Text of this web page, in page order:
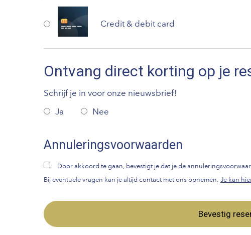
Credit & debit card
Ontvang direct korting op je
Schrijf je in voor onze nieuwsbrief!
Ja
Nee
Annuleringsvoorwaarden
Door akkoord te gaan, bevestigt je dat je de
Bij eventuele vragen kan je altijd contact met ons opnemen. Je kan
Bevestig